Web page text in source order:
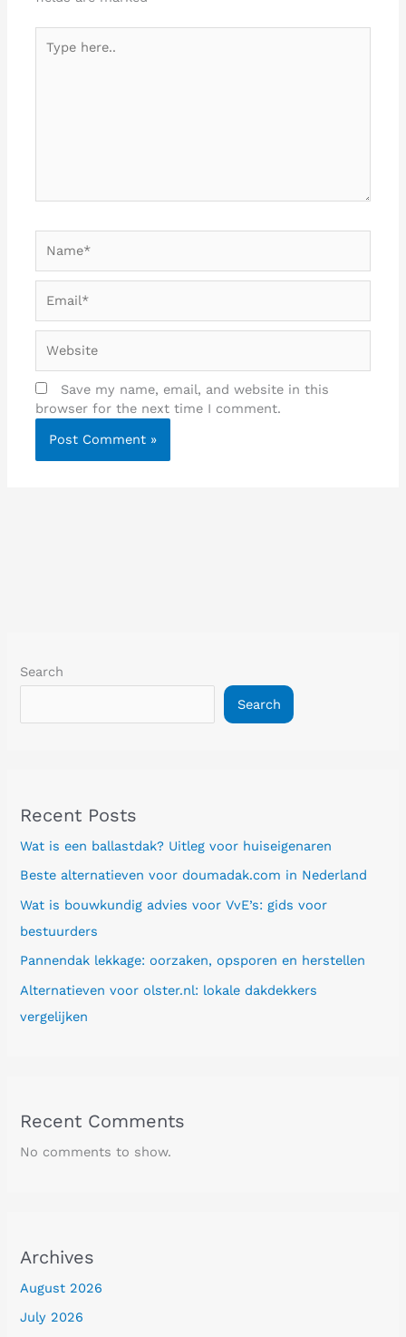
here..
Save my name, email, and website in this
browser for the next time I comment.
Search
Search
Recent Posts
Wat is een ballastdak? Uitleg voor huiseigenaren
Beste alternatieven voor doumadak.com in Nederland
Wat is bouwkundig advies voor VvE’s: gids voor
bestuurders
Pannendak lekkage: oorzaken, opsporen en herstellen
Alternatieven voor olster.nl: lokale dakdekkers
vergelijken
Recent Comments
No comments to show.
Archives
August 2026
July 2026